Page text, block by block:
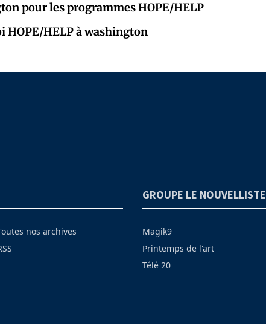
pour les programmes HOPE/HELP
HELP à washington
nos archives
GROUPE LE NOUVELLISTE
Magik9
Printemps de l'art
Télé 20